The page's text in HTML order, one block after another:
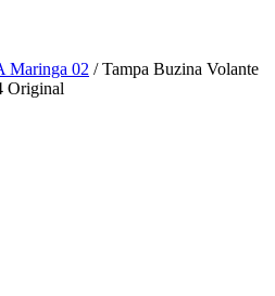
Maringa 02 / Tampa Buzina Volante
Original